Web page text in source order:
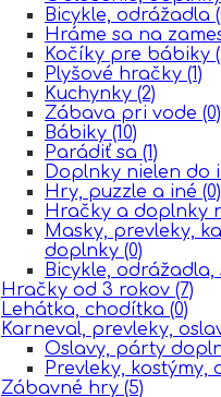
Bicykle, odrážadla
Hráme sa na
Kočíky pre bábiky
Plyšové hračky (1)
Kuchynky (2)
Zábava pri vode (0)
Bábiky (10)
Parádiť sa (1)
Doplnky nielen do
Hry, puzzle a iné (0)
Hračky a doplnky
Masky, prevleky,
doplnky (0)
Bicykle,
Hračky od 3 rokov (7)
Lehátka, chodítka (0)
Karneval, prevleky,
Oslavy, párty
Prevleky, kostýmy,
Zábavné hry (5)